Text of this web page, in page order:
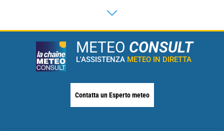
METEO CONSULT
L'ASSISTENZA METEO IN DIRETTA
Contatta un Esperto meteo